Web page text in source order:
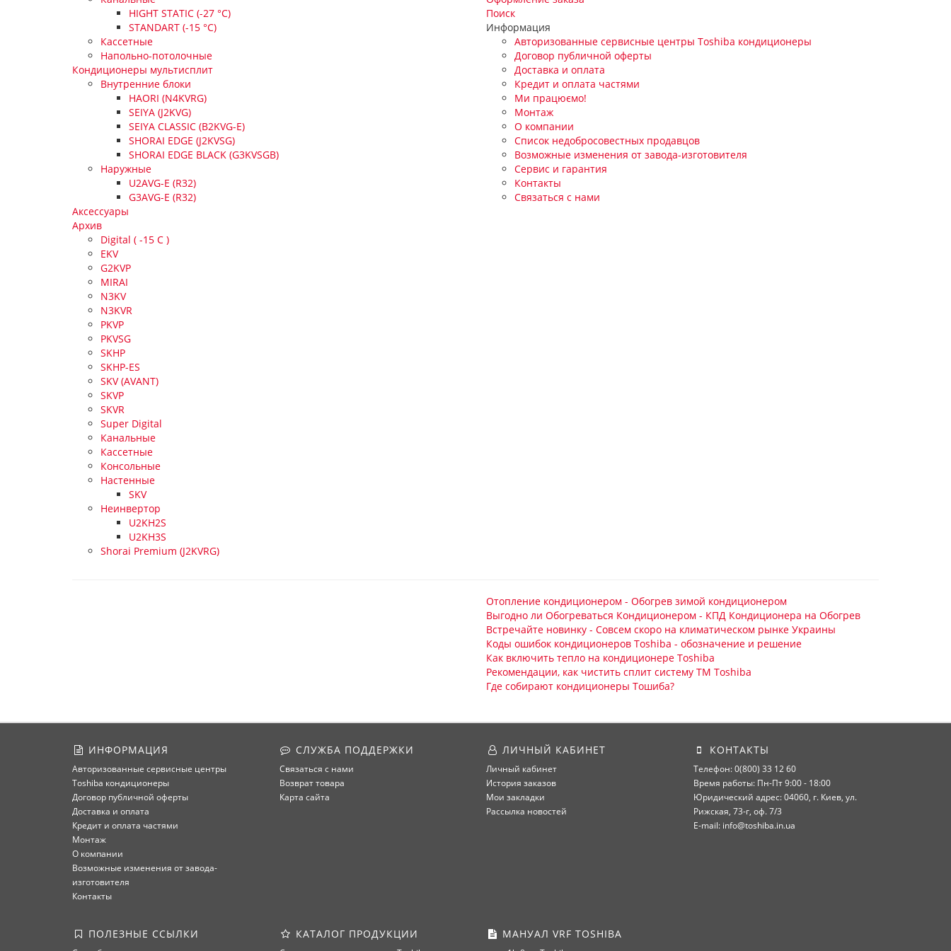
HIGHT STATIC (-27 °С)
STANDART (-15 °С)
Кассетные
Напольно-потолочные
Кондиционеры мультисплит
Внутренние блоки
HAORI (N4KVRG)
SEIYA (J2KVG)
SEIYA CLASSIC (B2KVG-E)
SHORAI EDGE (J2KVSG)
SHORAI EDGE BLACK (G3KVSGB)
Наружные
U2AVG-E (R32)
G3AVG-E (R32)
Аксессуары
Архив
Digital ( -15 C )
EKV
G2KVP
MIRAI
N3KV
N3KVR
PKVP
PKVSG
SKHP
SKHP-ES
SKV (AVANT)
SKVP
SKVR
Super Digital
Канальные
Кассетные
Консольные
Настенные
SKV
Неинвертор
U2KH2S
U2KH3S
Shorai Premium (J2KVRG)
Поиск
Информация
Авторизованные сервисные центры Toshiba кондиционеры
Договор публичной оферты
Доставка и оплата
Кредит и оплата частями
Ми працюємо!
Монтаж
О компании
Список недобросовестных продавцов
Возможные изменения от завода-изготовителя
Сервис и гарантия
Контакты
Связаться с нами
Отопление кондиционером - Обогрев зимой кондиционером
Выгодно ли Обогреваться Кондиционером - КПД Кондиционера на Обогрев
Встречайте новинку - Совсем скоро на климатическом рынке Украины
Коды ошибок кондиционеров Toshiba - обозначение и решение
Как включить тепло на кондиционере Toshiba
Рекомендации, как чистить сплит систему ТМ Toshiba
Где собирают кондиционеры Тошиба?
ИНФОРМАЦИЯ
Авторизованные сервисные центры
Toshiba кондиционеры
Договор публичной оферты
Доставка и оплата
Кредит и оплата частями
Монтаж
О компании
Возможные изменения от завода-
изготовителя
Контакты
СЛУЖБА ПОДДЕРЖКИ
Связаться с нами
Возврат товара
Карта сайта
ЛИЧНЫЙ КАБИНЕТ
Личный кабинет
История заказов
Мои закладки
Рассылка новостей
КОНТАКТЫ
Телефон: 0(800) 33 12 60
Время работы: Пн-Пт 9:00 - 18:00
Юридический адрес: 04060, г. Киев, ул.
Рижская, 73-г, оф. 7/3
E-mail: info@toshiba.in.ua
ПОЛЕЗНЫЕ ССЫЛКИ КАТАЛОГ ПРОДУКЦИИ МАНУАЛ VRF TOSHIBA